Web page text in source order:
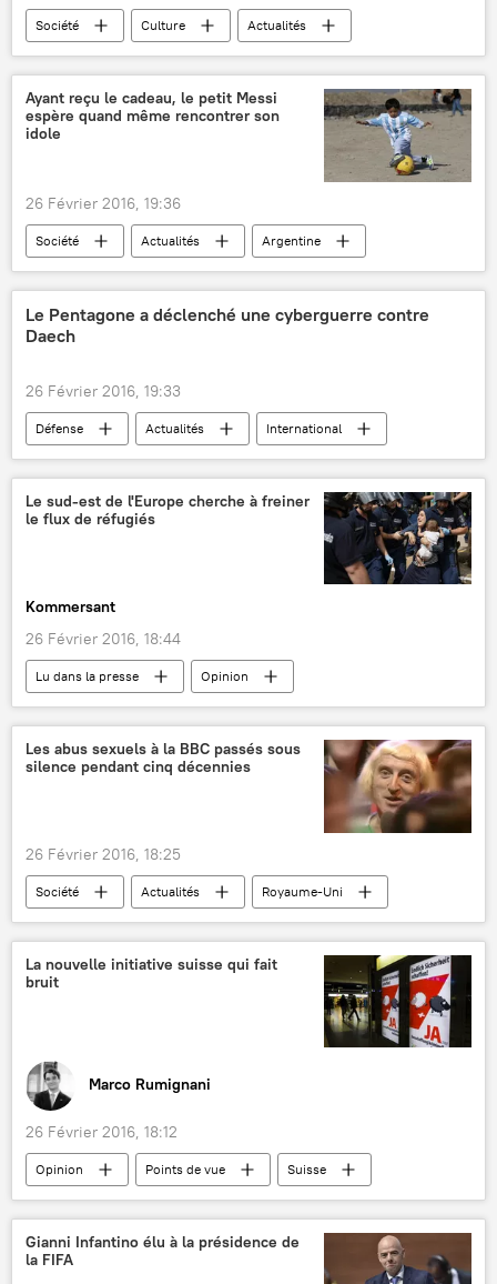
Société Culture
Actualités
Russie
États-Unis
Moscou
Joseph Staline
documents
histoire
ambassade
Ayant reçu le cadeau, le petit Messi
espère quand même rencontrer son
idole
26 Février 2016, 19:36
Société Actualités
Argentine
Afghanistan
Lionel Messi
FC Barcelona
football
rencontre
cadeau
Le Pentagone a déclenché une cyberguerre contre
Daech
26 Février 2016, 19:33
Défense Actualités
International
Russie
États-Unis
Chine
Washington
Ashton Carter
Etat islamique
Le sud-est de l'Europe cherche à freiner
le flux de réfugiés
Kommersant
26 Février 2016, 18:44
Lu dans la presse
Opinion
Crise migratoire
Hongrie
Autriche
Balkans
Europe
Ioannis Mouzalas
Viktor Orban
Union européenne (UE)
migrants
Les abus sexuels à la BBC passés sous
silence pendant cinq décennies
26 Février 2016, 18:25
Société Actualités
Royaume-Uni
abus sexuel
insolite
La nouvelle initiative suisse qui fait
bruit
Marco Rumignani
26 Février 2016, 18:12
Opinion Points de vue
Suisse
référendum
xénophobie
Gianni Infantino élu à la présidence de
la FIFA